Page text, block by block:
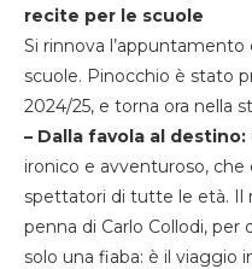
recite per le scuole
Si rinnova
scuole. Pinocchio è stato
2024/25, e torna ora nella
– Dalla favola al destino:
ironico e avventuroso, che
spettatori di tutte le età. Il
penna di Carlo Collodi, per
solo una fiaba: è il viaggio